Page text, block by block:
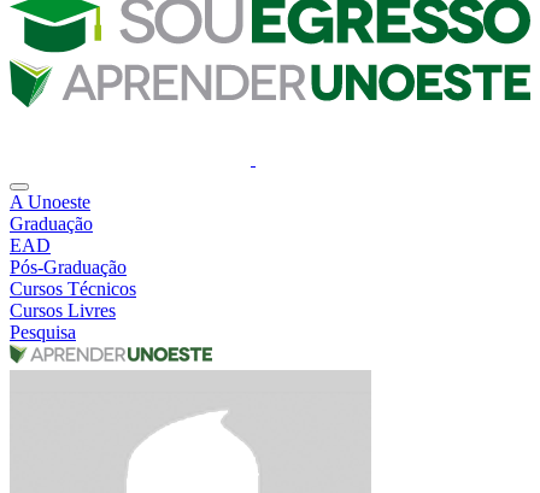
A Unoeste
Graduação
EAD
Pós-Graduação
Cursos Técnicos
Cursos Livres
Pesquisa